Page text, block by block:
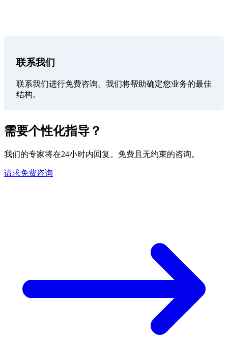
联系我们
联系我们进行免费咨询。我们将帮助确定您业务的最佳
结构。
需要个性化指导？
我们的专家将在24小时内回复。免费且无约束的咨询。
请求免费咨询